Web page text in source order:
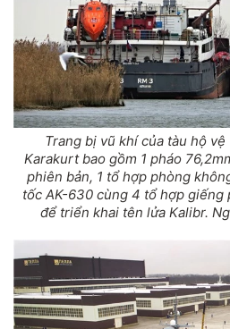
Trang bị vũ khí của tàu hộ
Karakurt bao gồm 1 pháo
phiên bản, 1 tổ hợp phòng
tốc AK-630 cùng 4 tổ hợp giếng
để triển khai tên lửa Kalibr.